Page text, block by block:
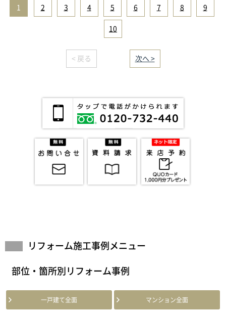
1 2 3 4 5 6 7 8 9
10
< 戻る 次へ >
リフォーム施工事例メニュー
部位・箇所別リフォーム事例
一戸建て全面 マンション全面